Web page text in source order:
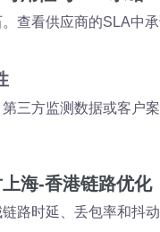
查看供应商的SLA中
三方监测数据或客户
海-香港链路优化
路时延、丢包率和抖